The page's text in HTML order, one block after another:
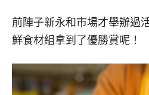
前陣子新永和市場才舉辦過
鮮食材組拿到了優勝賞呢！